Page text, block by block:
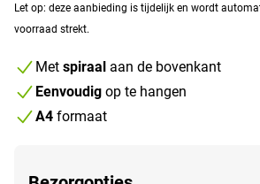
Let op: deze aanbieding is tijdelijk en wordt
voorraad strekt.
Met spiraal aan de bovenkant
Eenvoudig op te hangen
A4 formaat